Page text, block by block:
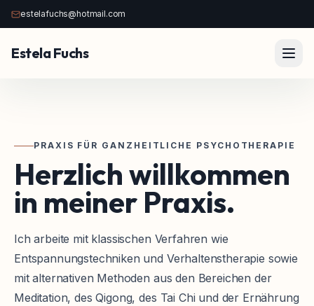
estelafuchs@hotmail.com
Estela Fuchs
PRAXIS FÜR GANZHEITLICHE PSYCHOTHERAPIE
Herzlichwillkommen
in meiner Praxis.
Ich arbeite mit klassischen Verfahren wie
Entspannungstechniken und Verhaltenstherapie sowie
mit alternativen Methoden aus den Bereichen der
Meditation, des Qigong, des Tai Chi und der Ernährung